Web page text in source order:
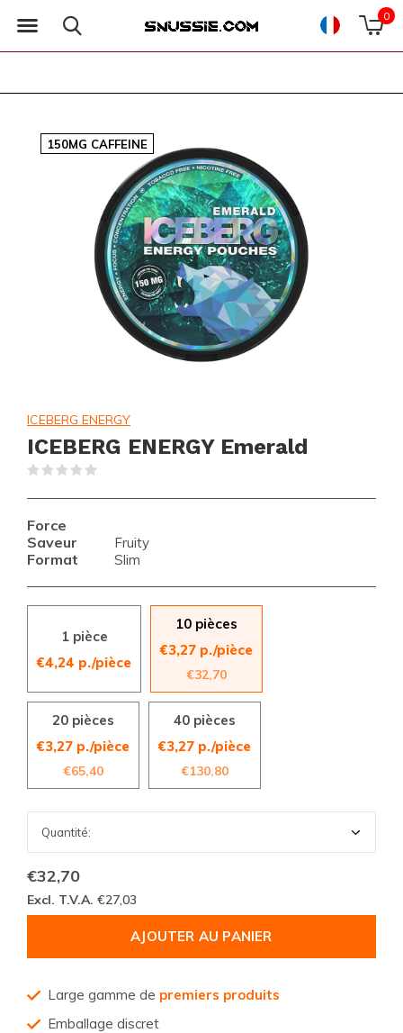
0
150MG CAFFEINE
ICEBERG ENERGY
ICEBERG ENERGY Emerald
Force
Saveur
Fruity
Format Slim
1 pièce
€4,24 p./pièce
10 pièces
€3,27 p./pièce
€32,70
20 pièces
€3,27 p./pièce
€65,40
40 pièces
€3,27 p./pièce
€130,80
€32,70
Excl. T.V.A. €27,03
AJOUTER AU PANIER
Large gamme de premiers produits
Emballage discret